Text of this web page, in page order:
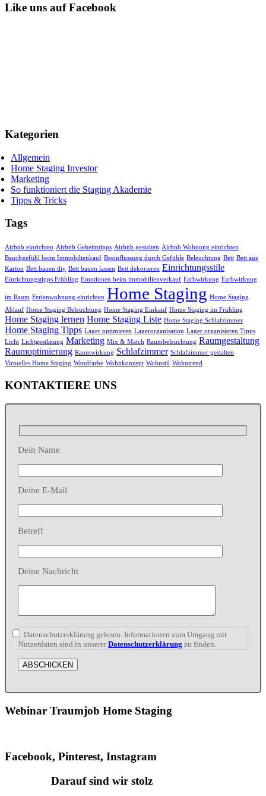
Like uns auf Facebook
Kategorien
Allgemein
Home Staging Investor
Marketing
So funktioniert die Staging Akademie
Tipps & Tricks
Tags
Airbnb einrichten Airbnb Geheimtipps Airbnb gestalten Airbnb Wohnung einrichten
Bauchgefühl beim Immobilienkauf Beeinflussung durch Gefühle Beleuchtung Bett Bett aus
Karton Bett bauen diy Bett bauen lassen Bett dekorieren Einrichtungsstile
Einrichtungstipps Frühling Emotionen beim immobilienverkauf Farbwirkung Farbwirkung
im Raum Ferienwohnung einrichten Home Staging Home Staging
Ablauf Home Staging Beleuchtung Home Staging Einkauf Home Staging im Frühling
Home Staging lernen Home Staging Liste Home Staging Schlafzimmer
Home Staging Tipps Lager optimieren Lagerorganisation Lager organisieren Tipps
Licht Lichtgestlatung Marketing Mix & Match Raumbeleuchtung Raumgestaltung
Raumoptimierung Raumwirkung Schlafzimmer Schlafzimmer gestalten
Virtuelles Home Staging Wandfarbe Wohnkonzept Wohnstil Wohntrend
KONTAKTIERE UNS
Dein Name
Deine E-Mail
Betreff
Deine Nachricht
Datenschutzerklärung gelesen. Informationen zum Umgang mit
Nutzerdaten sind in unsererDatenschutzerklärung zu finden.
Webinar Traumjob Home Staging
Facebook, Pinterest, Instagram
Darauf sind wir stolz